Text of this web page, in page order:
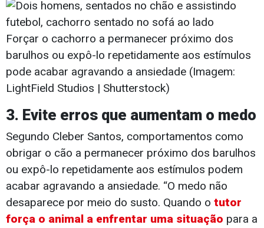
Forçar o cachorro a permanecer próximo dos
barulhos ou expô-lo repetidamente aos estímulos
pode acabar agravando a ansiedade (Imagem:
LightField Studios | Shutterstock)
3. Evite erros que aumentam o medo
Segundo Cleber Santos, comportamentos como
obrigar o cão a permanecer próximo dos barulhos
ou expô-lo repetidamente aos estímulos podem
acabar agravando a ansiedade. “O medo não
desaparece por meio do susto. Quando o tutor
força o animal a enfrentar uma situação para a